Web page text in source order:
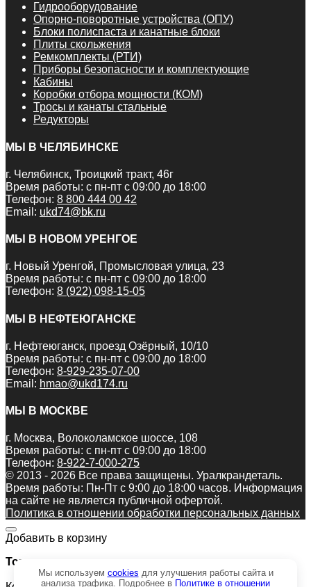
Гидрооборудование
Опорно-поворотные устройства (ОПУ)
Блоки полиспаста и канатные блоки
Плиты скольжения
Ремкомплекты (РТИ)
Приборы безопасности и комплектующие
Кабины
Коробки отбора мощности (КОМ)
Тросы и канаты стальные
Редукторы
МЫ В ЧЕЛЯБИНСКЕ
г. Челябинск, Троицкий тракт, 46г
Время работы: с пн-пт с 09:00 до 18:00
Телефон: 8 800 444 00 42
Email: ukd74@bk.ru
МЫ В НОВОМ УРЕНГОЕ
г. Новый Уренгой, Промысловая улица, 23
Время работы: с пн-пт с 09:00 до 18:00
Телефон: 8 (922) 098-15-05
МЫ В НЕФТЕЮГАНСКЕ
г. Нефтеюганск, проезд Озёрный, 10/10
Время работы: с пн-пт с 09:00 до 18:00
Телефон: 8-929-235-07-00
Email: hmao@ukd174.ru
МЫ В МОСКВЕ
г. Москва, Волоколамское шоссе, 108
Время работы: с пн-пт с 09:00 до 18:00
Телефон: 8-922-7-000-275
© 2013 - 2026 Все права защищены. Уралкрандеталь.
Время работы: Пн-Пт c 9:00 до 18:00 часов. Информация
на сайте не является публичной офертой.
Политика в отношении обработки персональных данных
Добавить в корзину
Товар:
Мы используем cookies для улучшения работы сайта и
анализа трафика. Подробнее в Политике в отношении